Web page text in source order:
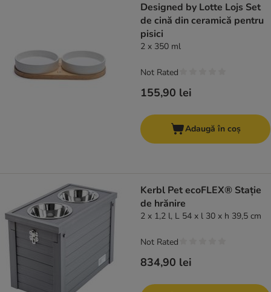
Designed by Lotte Lojs Set
de cină din ceramică pentru
pisici
2 x 350 ml
155,90 lei
Not Rated
Adaugă în coș
Kerbl Pet ecoFLEX® Stație
de hrănire
2 x 1,2 l, L 54 x l 30 x h 39,5 cm
834,90 lei
Not Rated